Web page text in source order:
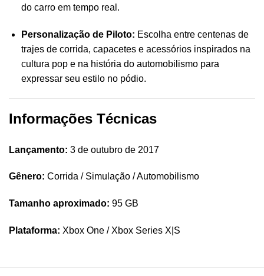
do carro em tempo real.
Personalização de Piloto: Escolha entre centenas de
trajes de corrida, capacetes e acessórios inspirados na
cultura pop e na história do automobilismo para
expressar seu estilo no pódio.
Informações Técnicas
Lançamento: 3 de outubro de 2017
Gênero: Corrida / Simulação / Automobilismo
Tamanho aproximado: 95 GB
Plataforma: Xbox One / Xbox Series X|S